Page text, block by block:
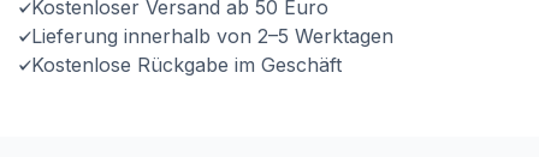
Kostenloser Versand ab 50 Euro
Lieferung innerhalb von 2–5 Werktagen
Kostenlose Rückgabe im Geschäft